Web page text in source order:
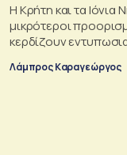
Η Κρήτη και τα
μικρότεροι
κερδίζουν
Λάμπρος Καραγεώργος